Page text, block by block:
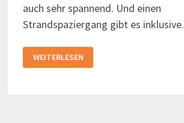
auch sehr spannend. Und einen
Strandspaziergang gibt es inklusive.
STÄDTEREISE
NACH
ROTTERDAM
WEITERLESEN